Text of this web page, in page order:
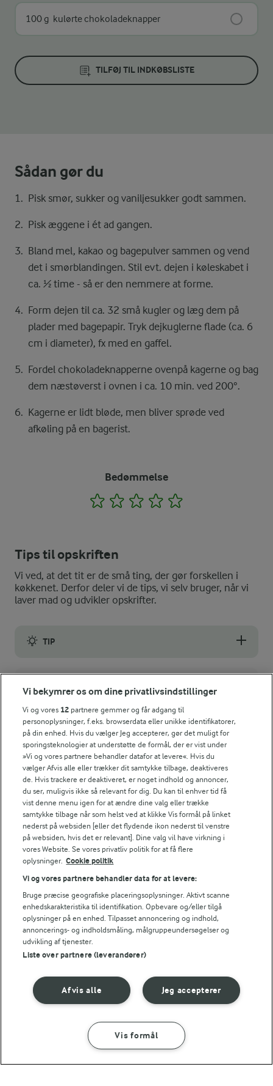
100 g kulørte chokoladeknapper
TILFØJ TIL INDKØBSLISTE
Sådan gør du
Pisk smør, sukker og vaniljesukker godt sammen.
Pisk æggene i ét ad gangen.
Bland mel, kakao og bagepulver sammen og vend
det i smørblandingen. Stil evt. dejen i køleskabet i
ca. ½ time - så er den nemmere at forme.
Form dejen til ca. 32 små kugler og læg dem på
plader med bagepapir. Tryk dejkuglerne flade (ca. 6
cm i diameter), fx med en gaffel.
Fordel chokoladeknapperne ovenpå kagerne og bag
dem næstøverst i ovnen i ca. 10 min. ved 200°.
Kagerne er lidt bløde, men bliver sprøde ved
afkøling på en bagerist.
Bedømmelse
1 2 3 4
Tips til opskriften
Vi ved, at det tit er de små ting, der gør forskellen i
køkkenet. Derfor deler vi de tips, vi selv bruger, når vi
laver mad og udvikler opskrifter.
TIP
Energiindhold:
1718 kJ / 411 kcal
Energifordeling
ENERGI PR 100 G
Fiber:
2,3 g
Protein:
5,6 g
Fedt:
16,7 g
Kulhydrat:
59,1 g
Prøv også disse skønne cookies, med chokolade..
uhm
Småkager med chokolade og
SÅDAN GØR DU INGREDIENSER
Vi bekymrer os om dine privatlivsindstillinger
Vi og vores 12 partnere gemmer og får adgang til
personoplysninger, f.eks. browserdata eller unikke identifikatorer,
på din enhed. Hvis du vælger Jeg accepterer, gør det muligt for
sporingsteknologier at understøtte de formål, der er vist under
»Vi og vores partnere behandler datafor at levere«. Hvis du
vælger Afvis alle eller trækker dit samtykke tilbage, deaktiveres
de. Hvis trackere er deaktiveret, er noget indhold og annoncer,
du ser, muligvis ikke så relevant for dig. Du kan til enhver tid få
vist denne menu igen for at ændre dine valg eller trække
samtykke tilbage når som helst ved at klikke Vis formål på linket
nederst på websiden [eller det flydende ikon nederst til venstre
på websiden, hvis det er relevant]. Dine valg vil have virkning i
vores Website. Se vores privatliv politik for at få flere
oplysninger. Cookie politik
Vi og vores partnere behandler data for at levere:
Bruge præcise geografiske placeringsoplysninger. Aktivt scanne
enhedskarakteristika til identifikation. Opbevare og/eller tilgå
oplysninger på en enhed. Tilpasset annoncering og indhold,
annoncerings- og indholdsmåling, målgruppeundersøgelser og
udvikling af tjenester.
Liste over partnere (leverandører)
Jeg accepterer
Afvis alle
Vis formål